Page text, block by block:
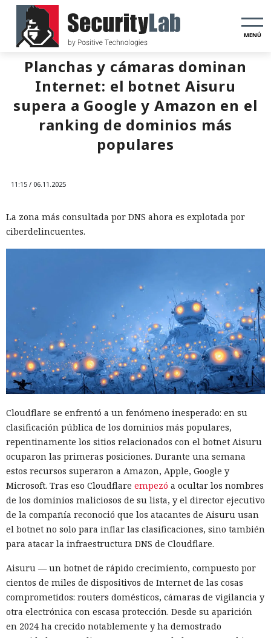
MENÚ
Planchas y cámaras dominan
Internet: el botnet Aisuru
supera a Google y Amazon en el
ranking de dominios más
populares
11:15 / 06.11.2025
La zona más consultada por DNS ahora es explotada por
ciberdelincuentes.
Cloudflare se enfrentó a un fenómeno inesperado: en su
clasificación pública de los dominios más populares,
repentinamente los sitios relacionados con el botnet Aisuru
ocuparon las primeras posiciones. Durante una semana
estos recursos superaron a Amazon, Apple, Google y
Microsoft. Tras eso Cloudflare empezó a ocultar los nombres
de los dominios maliciosos de su lista, y el director ejecutivo
de la compañía reconoció que los atacantes de Aisuru usan
el botnet no solo para inflar las clasificaciones, sino también
para atacar la infraestructura DNS de Cloudflare.
Aisuru — un botnet de rápido crecimiento, compuesto por
cientos de miles de dispositivos de Internet de las cosas
comprometidos: routers domésticos, cámaras de vigilancia y
otra electrónica con escasa protección. Desde su aparición
en 2024 ha crecido notablemente y ha demostrado